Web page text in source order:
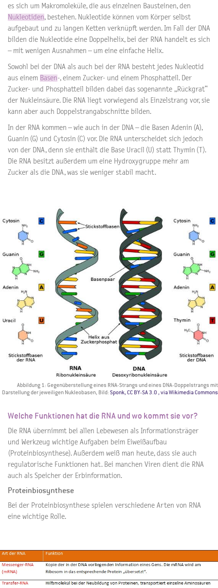
es sich um Makromoleküle, die aus einzelnen Bausteinen, den
Nukleotiden, bestehen. Nukleotide können vom Körper selbst
aufgebaut und zu langen Ketten verknüpft werden. Im Fall der DNA
bilden die Nukleotide eine Doppelhelix, bei der RNA handelt es sich
– mit wenigen Ausnahmen – um eine einfache Helix.
Sowohl bei der DNA als auch bei der RNA besteht jedes Nukleotid
aus einem Basen-, einem Zucker- und einem Phosphatteil. Der
Zucker- und Phosphatteil bilden dabei das sogenannte „Rückgrat“
der Nukleinsäure. Die RNA liegt vorwiegend als Einzelstrang vor, sie
kann aber auch Doppelstrangabschnitte bilden.
In der RNA kommen – wie auch in der DNA – die Basen Adenin (A),
Guanin (G) und Cytosin (C) vor. Die RNA unterscheidet sich jedoch
von der DNA, denn sie enthält die Base Uracil (U) statt Thymin (T).
Die RNA besitzt außerdem um eine Hydroxygruppe mehr am
Zucker als die DNA, was sie weniger stabil macht.
Abbildung 1: Gegenüberstellung eines RNA-Strangs und eines DNA-Doppelstrangs mit
Darstellung der jeweiligen Nukleobasen, Bild: Sponk, CC BY-SA 3.0 , via Wikimedia Commons
Welche Funktionen hat die RNA und wo kommt sie vor?
Die RNA übernimmt bei allen Lebewesen als Informationsträger
und Werkzeug wichtige Aufgaben beim Eiweißaufbau
(Proteinbiosynthese). Außerdem weiß man heute, dass sie auch
regulatorische Funktionen hat. Bei manchen Viren dient die RNA
auch als Speicher der Erbinformation.
Proteinbiosynthese
Bei der Proteinbiosynthese spielen verschiedene Arten von RNA
eine wichtige Rolle.